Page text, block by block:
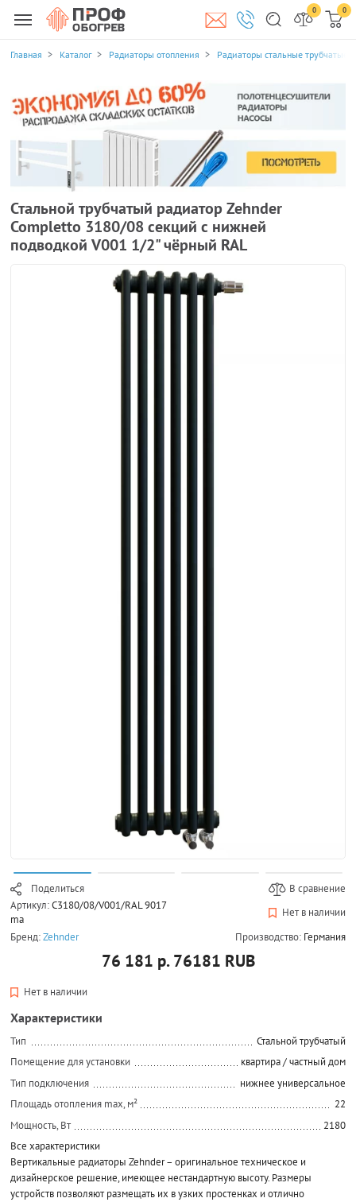
0 0
Главная Каталог Радиаторы отопления Радиаторы стальные трубчатые
Стальной трубчатый радиатор Zehnder
Completto 3180/08 секций с нижней
подводкой V001 1/2" чёрный RAL
Поделиться
В сравнение
Артикул:C3180/08/V001/RAL 9017
ma
Нет в наличии
Бренд:Zehnder Производство: Германия
76 181 р. 76181 RUB
Нет в наличии
Характеристики
Тип
Стальной трубчатый
Помещение для установки
квартира / частный дом
Тип подключения
нижнее универсальное
Площадь отопления max, м²
22
Мощность, Вт
2180
Все характеристики
Вертикальные радиаторы Zehnder – оригинальное техническое и
дизайнерское решение, имеющее нестандартную высоту. Размеры
устройств позволяют размещать их в узких простенках и отлично